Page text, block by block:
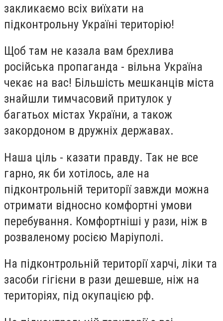
закликаємо всіх виїхати на
підконтрольну Україні територію!
Щоб там не казала вам брехлива
російська пропаганда - вільна Україна
чекає на вас! Більшість мешканців міста
знайшли тимчасовий притулок у
багатьох містах України, а також
закордоном в дружніх державах.
Наша ціль - казати правду. Так не все
гарно, як би хотілось, але на
підконтрольній території завжди можна
отримати відносно комфортні умови
перебування. Комфортніші у рази, ніж в
розваленому росією Маріуполі.
На підконтрольній території харчі, ліки та
засоби гігієни в рази дешевше, ніж на
територіях, під окупацією рф.